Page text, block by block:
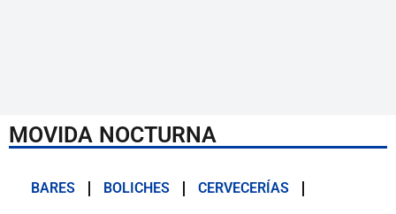
MOVIDA NOCTURNA
BARES BOLICHES CERVECERÍAS